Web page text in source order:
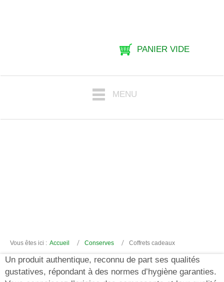
PANIER VIDE
MENU
Vous êtes ici : Accueil Conserves Coffrets cadeaux
Un produit authentique, reconnu de part ses qualités
gustatives, répondant à des normes d’hygiène garanties.